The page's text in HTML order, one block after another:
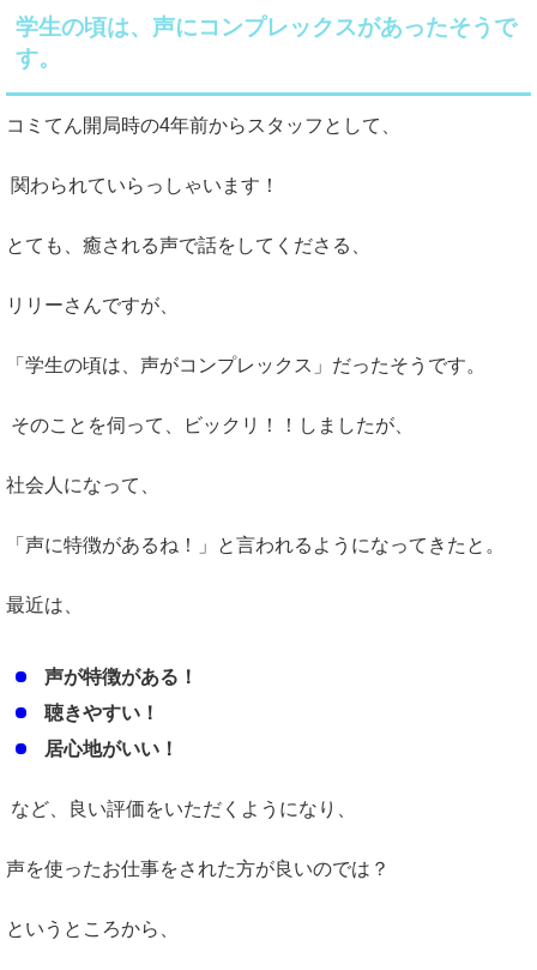
学生の頃は、声にコンプレックスがあったそうで
す。
コミてん開局時の4年前からスタッフとして、
関わられていらっしゃいます！
とても、癒される声で話をしてくださる、
リリーさんですが、
「学生の頃は、声がコンプレックス」だったそうです。
そのことを伺って、ビックリ！！しましたが、
社会人になって、
「声に特徴があるね！」と言われるようになってきたと。
最近は、
声が特徴がある！
聴きやすい！
居心地がいい！
など、良い評価をいただくようになり、
声を使ったお仕事をされた方が良いのでは？
というところから、